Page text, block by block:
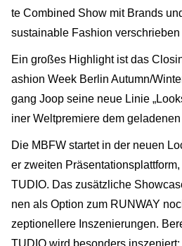
te Combined Show mit Brands
sustainable Fashion verschrieben
Ein großes Highlight ist das
ashion Week Berlin Autumn/
gang Joop seine neue Linie
iner Weltpremiere dem
Die MBFW startet in der neuen
er zweiten
TUDIO. Das zusätzliche
nen als Option zum RUNWAY
zeptionellere Inszenierungen.
TUDIO wird besonders